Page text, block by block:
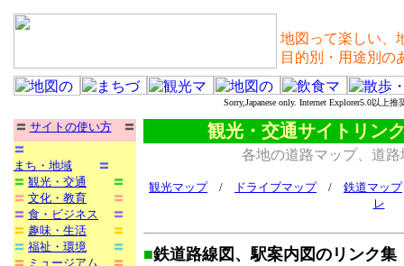
地図って楽しい、
目的別・用途別の
Sorry,Japanese only. Internet Explorer5.0以上推
〓 サイトの使い方 〓 観光・交通サイトリン
〓
まち・地域
〓
〓 観光・交通
〓
〓 文化・教育
〓
〓 食・ビジネス
〓
〓 趣味・生活
〓
〓 福祉・環境
〓
〓 ミュージアム
〓
各地の道路マップ、道
観光マップ/ ドライブマップ/ 鉄道マップ
レ
■鉄道路線図、駅案内図のリンク集